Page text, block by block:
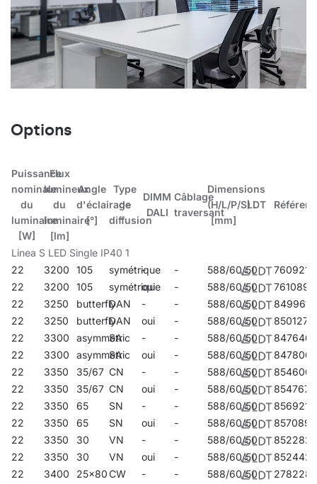
Options
Puissance
nominale
du
luminaire
[W]
Flux
lumineux
du
luminaire
[lm]
Angle
d'éclairage
[°]
Type
de
diffusion
DIMM
DALI
Câblage
traversant
Dimensions
(H/L/P/S)
[mm]
LDT
Linea S LED Single IP40 1
22
3200 105 symétrique
- - 588/60/50
760921
22
3200 105 symétrique
oui - 588/60/50
761089
22
3250 butterflyDAN - - 588/60/50
849961
22
3250 butterflyDAN oui - 588/60/50
850127
22
3300 asymmetric
SA - - 588/60/50
847646
22
3300 asymmetric
SA oui - 588/60/50
847806
22
3350 35/67 CN - - 588/60/50
854606
22
3350 35/67 CN oui - 588/60/50
854767
22
3350 65 SN - - 588/60/50
856921
22
3350 65 SN oui - 588/60/50
857089
22
3350 30 VN - - 588/60/50
852282
22
3350 30 VN oui - 588/60/50
852442
22
3400 25x80CW - - 588/60/50
278228